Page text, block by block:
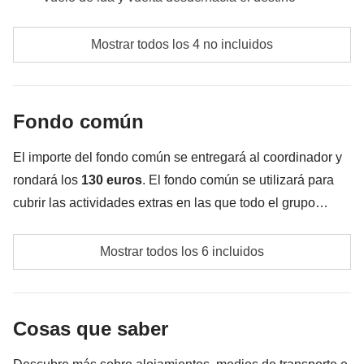
Comidas y bebidas no mencionadas
meter en la mochila :)
Todo lo que no se menciona en la sección "Qué está
Mostrar todos los 4 no incluidos
Fondo común
El importe del fondo común se entregará al coordinador y
rondará los 130 euros. El fondo común se utilizará para
cubrir las actividades extras en las que todo el grupo
aquí; por eso, el importe podrá variar y podría ser
necesario incrementarlo. En cualquier caso, se devolverá
la diferencia no utilizada.
Excursión con entrada al Taj Mahal
desarrollo del itinerario
Mostrar todos los 6 incluidos
Cosas que saber